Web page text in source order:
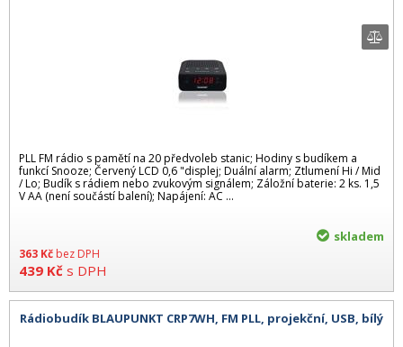
PLL FM rádio s pamětí na 20 předvoleb stanic; Hodiny s budíkem a
funkcí Snooze; Červený LCD 0,6 "displej; Duální alarm; Ztlumení Hi / Mid
/ Lo; Budík s rádiem nebo zvukovým signálem; Záložní baterie: 2 ks. 1,5
V AA (není součástí balení); Napájení: AC ...
363 Kč bez DPH
439 Kč s DPH
skladem
Rádiobudík BLAUPUNKT CRP7WH, FM PLL, projekční, USB, bílý